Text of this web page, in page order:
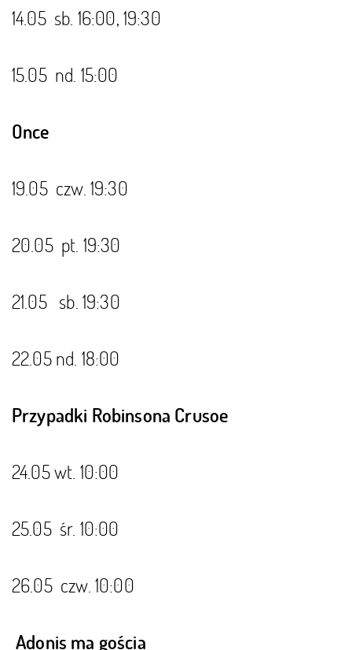
14.05 sb. 16:00, 19:30
15.05 nd. 15:00
Once
19.05 czw. 19:30
20.05 pt. 19:30
21.05 sb. 19:30
22.05 nd. 18:00
Przypadki Robinsona Crusoe
24.05 wt. 10:00
25.05 śr. 10:00
26.05 czw. 10:00
Adonis ma gościa